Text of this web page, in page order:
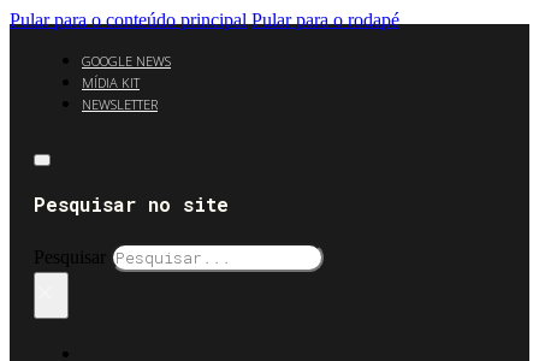
Pular para o conteúdo principal Pular para o rodapé
GOOGLE NEWS
MÍDIA KIT
NEWSLETTER
Pesquisar no site
Pesquisar